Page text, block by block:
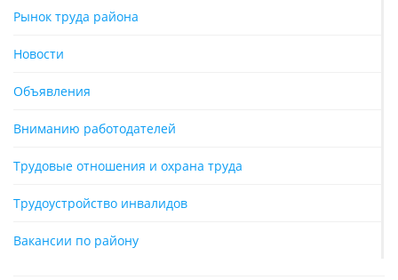
Рынок труда района
Новости
Объявления
Вниманию работодателей
Трудовые отношения и охрана труда
Трудоустройство инвалидов
Вакансии по району